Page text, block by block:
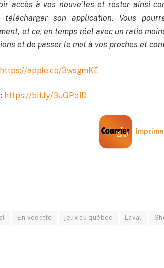
accès à vos nouvelles et rester ainsi
son application. Vous
et ce, en temps réel avec un ratio
et de passer le mot à vos proches et
https://apple.co/3wsgmKE
https://bit.ly/3uGPo1D
En vedette jeux du québec Laval